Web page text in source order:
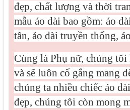
đẹp, chất lượng và thời
mẫu áo dài bao gồm: áo
tân, áo dài truyền thống,
Cùng là Phụ nữ, chúng
và sẽ luôn cố gắng mang
chúng ta nhiều chiếc áo
đẹp, chúng tôi còn mong